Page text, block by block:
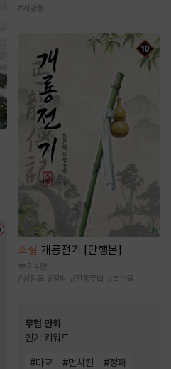
#서양풍
소설 개룡전기 [단행본]
3.4만
#성장물 #정파 #전통무협 #복수물
무협 만화
인기 키워드
#마교 #먼치킨 #정파